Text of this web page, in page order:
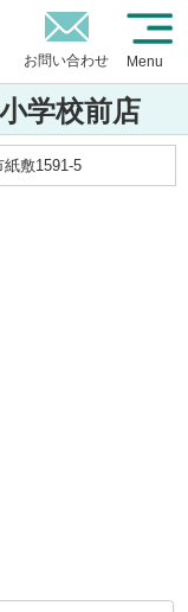
お問い合わせ Menu
学校前店
敷1591-5